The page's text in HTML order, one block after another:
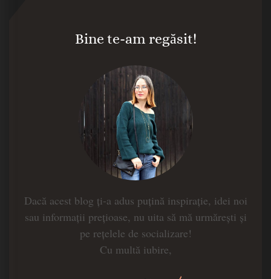
Bine te-am regăsit!
Dacă acest blog ți-a adus puțină inspirație, idei noi
sau informații prețioase, nu uita să mă urmărești și
pe rețelele de socializare!
Cu multă iubire,